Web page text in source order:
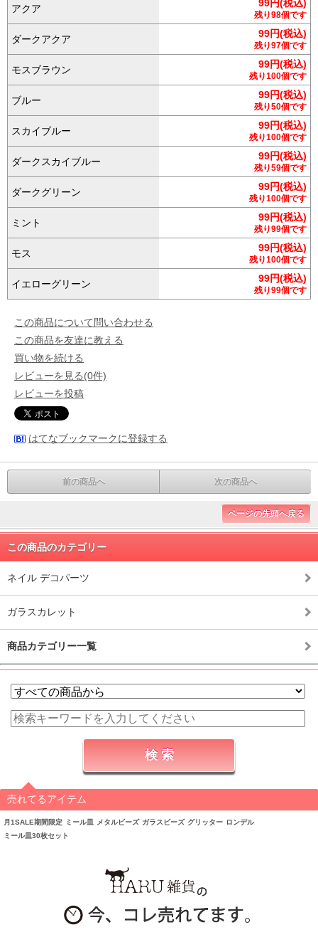
アクア 99円(税込)
残り98個です
ダークアクア 99円(税込)
残り97個です
モスブラウン 99円(税込)
残り100個です
ブルー 99円(税込)
残り50個です
スカイブルー 99円(税込)
残り100個です
ダークスカイブルー 99円(税込)
残り59個です
ダークグリーン 99円(税込)
残り100個です
ミント 99円(税込)
残り99個です
モス 99円(税込)
残り100個です
イエローグリーン 99円(税込)
残り99個です
この商品について問い合わせる
この商品を友達に教える
買い物を続ける
レビューを見る(0件)
レビューを投稿
はてなブックマークに登録する
前の商品へ 次の商品へ
ページの先頭へ戻る
この商品のカテゴリー
ネイル デコパーツ
ガラスカレット
商品カテゴリー一覧
売れてるアイテム
月1SALE期間限定 ミール皿 メタルビーズ ガラスビーズ グリッター ロンデル
ミール皿30枚セット